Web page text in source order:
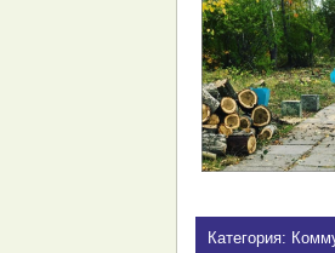
Категория: